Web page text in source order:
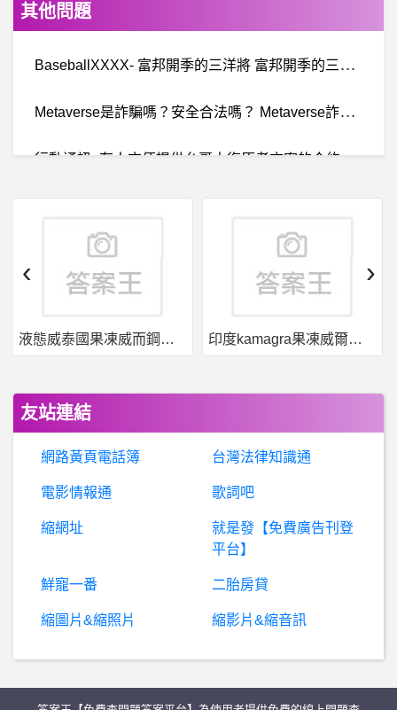
其他問題
B
aseballXXXX- 富邦開季的三洋將 富邦開季的三洋將
M
etaverse是詐騙嗎？安全合法嗎？ Metaverse詐騙、AlfredWallet詐騙、佩佩pp詐騙、bill小宇詐騙、假冒黑網投資詐騙、無法出金
行
動通訊- 有人方便提供台哥大復原者方案的合約書嗎 有人方便提供台哥大復原者方案的合約書嗎
希
洽- 寶妹與皮姐 瑪瑟琳太騷了吧？ 寶妹與皮姐 瑪瑟琳太騷了吧？
BaseballXXXX- 爪爪搖頭公仔 爪爪搖頭公仔
詐
騙爆料：寶鉅交易詐騙平台，揭秘黑平台寶鉅交易，被寶鉅交易詐騙怎麼辦？寶鉅交易是詐騙平台，寶鉅交易是詐騙黑平台，揭秘寶鉅交易詐騙手法
日本旅遊- 成人之日店家請益 成人之日店家請益
日
本旅遊- 人在福岡壞掉的行李箱如何處理？ 人在福岡壞掉的行李箱如何處理？
MacDev- collectionView reloadData跑版問題
棒球- 中國隊會不會被無安打 中國隊會不會被無安打
液態威泰國果凍威而鋼哪裡買 印度kamagra果凍威爾剛用於治療男性勃起功能障礙
‹ ›
友站連結
網路黃頁電話簿 台灣法律知識通
電影情報通 歌詞吧
縮網址
就是發【免費廣告刊登
平台】
鮮寵一番 二胎房貸
縮圖片&縮照片 縮影片&縮音訊